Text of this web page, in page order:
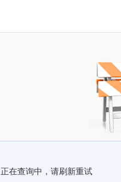
正在查询中，请刷新重试